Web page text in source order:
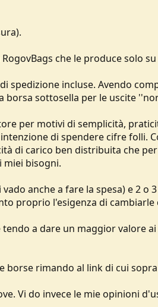
che le produce solo
spedizione incluse. Avendo
borsa sottosella per le uscite
per motivi di semplicità,
di spendere cifre folli.
di carico ben distribuita che
miei bisogni.
anche a fare la spesa) e 2 o
proprio l'esigenza di
a dare un maggior valore
borse rimando al link di cui
Vi do invece le mie opinioni